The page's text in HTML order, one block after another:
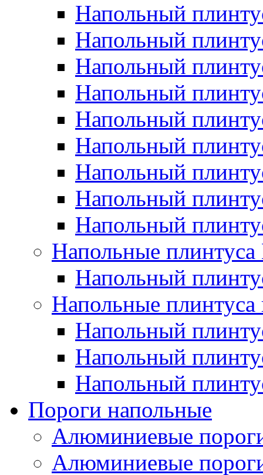
Напольный
Напольный
Напольный
Напольный
Напольный
Напольный
Напольный
Напольный
Напольный
Напольные
Напольный
Напольные плинтуса
Напольный
Напольный
Напольный
Пороги напольные
Алюминиевые
Алюминиевые